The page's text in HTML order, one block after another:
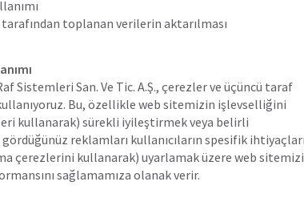
toplanan verilerin aktarılması
Sistemleri San. Ve Tic. A.Ş., çerezler ve üçüncü taraf
Bu, özellikle web sitemizin işlevselliğini
kullanarak) sürekli iyileştirmek veya belirli
reklamları kullanıcıların spesifik
çerezlerini kullanarak) uyarlamak üzere web
sağlamamıza olanak verir.